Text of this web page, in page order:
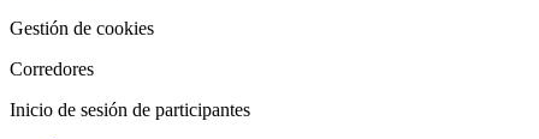
Gestión de cookies
Corredores
Inicio de sesión de participantes